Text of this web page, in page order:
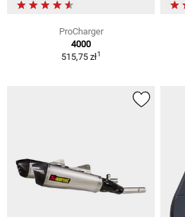
ProCharger
4000
515,75 zł1